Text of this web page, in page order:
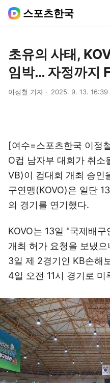
스포츠한국
초유의 사태,
임박… 자정까지
이정철 기자 2025. 9. 13. 16:39
[여수=스포츠한국 이정
O컵 남자부 대회가 취소
VB)이 컵대회 개최 승인
구연맹(KOVO)은 일단
의 경기를 연기했다.
KOVO는 13일 "국제배
개최 허가 요청을 보냈
3일 제 2경기인 KB손해
4일 오전 11시 경기로